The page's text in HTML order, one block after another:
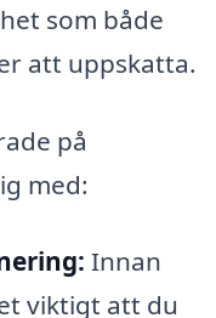
som både
att uppskatta.
på
med:
Innan
viktigt att du